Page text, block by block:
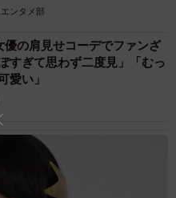
ンタメ部
の肩見せコーデでファンざ
すぎて思わず二度見」「むっ
愛い」